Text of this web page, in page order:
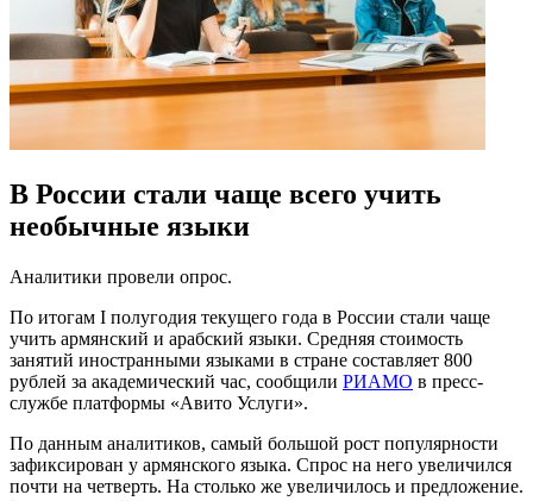
В России стали чаще всего учить
необычные языки
Аналитики провели опрос.
По итогам I полугодия текущего года в России стали чаще
учить армянский и арабский языки. Средняя стоимость
занятий иностранными языками в стране составляет 800
рублей за академический час, сообщили РИАМО в пресс-
службе платформы «Авито Услуги».
По данным аналитиков, самый большой рост популярности
зафиксирован у армянского языка. Спрос на него увеличился
почти на четверть. На столько же увеличилось и предложение.